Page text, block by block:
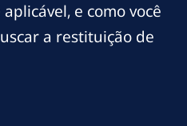
e como você
a restituição de